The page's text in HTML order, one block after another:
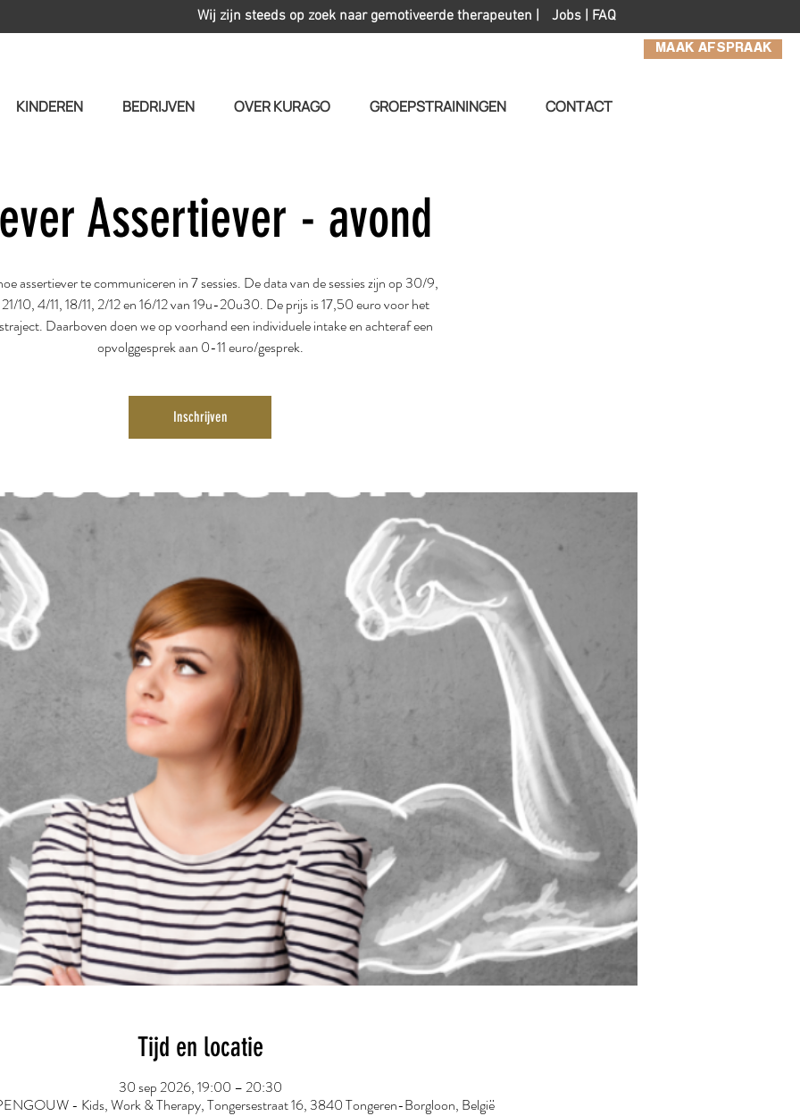
MAAK AFSPRAAK
Jobs | FAQ
Wij zijn steeds op zoek naar gemotiveerde therapeuten |
KINDEREN BEDRIJVEN OVER KURAGO GROEPSTRAININGEN CONTACT
Assertiever - avond
assertiever te communiceren in 7 sessies. De data van de sessies zijn op 30/9,
10, 4/11, 18/11, 2/12 en 16/12 van 19u-20u30. De prijs is 17,50 euro voor het
Daarboven doen we op voorhand een individuele intake en achteraf een
opvolggesprek aan 0-11 euro/gesprek.
Inschrijven
Tijd en locatie
30 sep 2026, 19:00 – 20:30
- Kids, Work & Therapy, Tongersestraat 16, 3840 Tongeren-Borgloon, België